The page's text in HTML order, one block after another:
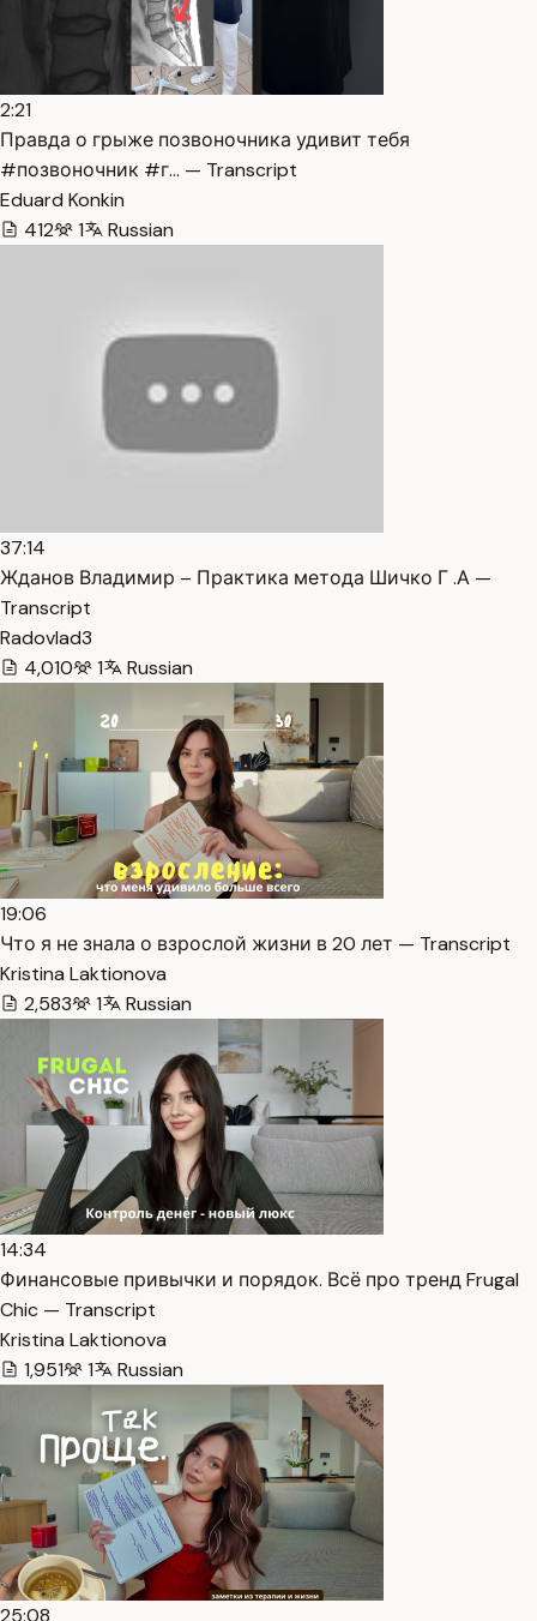
2:21
Правда о грыже позвоночника удивит тебя
#позвоночник #г… — Transcript
Eduard Konkin
412
1 Russian
37:14
Жданов Владимир – Практика метода Шичко Г .А —
Transcript
Radovlad3
4,010
1 Russian
19:06
Что я не знала о взрослой жизни в 20 лет — Transcript
Kristina Laktionova
2,583
1 Russian
14:34
Финансовые привычки и порядок. Всё про тренд Frugal
Chic — Transcript
Kristina Laktionova
1,951
1 Russian
25:08